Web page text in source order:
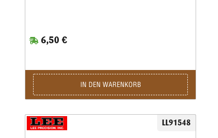
6,50 €
IN DEN WARENKORB
LL91548